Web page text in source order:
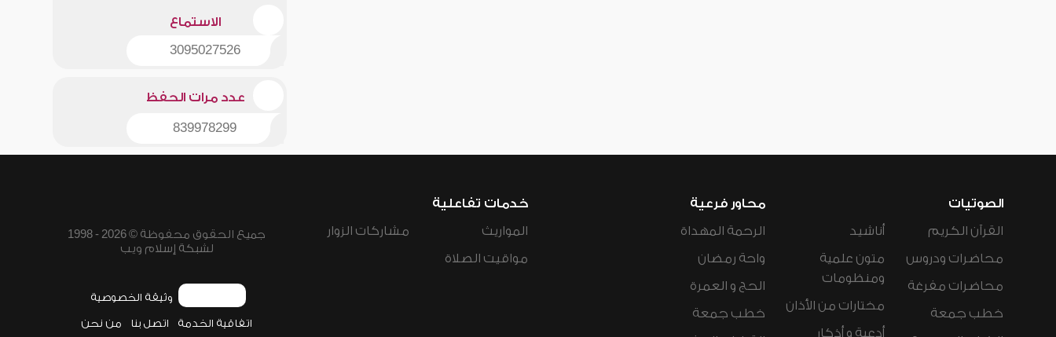
الاستماع
3095027526
عدد مرات الحفظ
839978299
الصوتيات
القرآن الكريم
محاضرات ودروس
محاضرات مفرغة
خطب جمعة
أناشيد
متون علمية
ومنظومات
مختارات من الأذان
أدعية و أذكار
محاور فرعية
الرحمة المهداة
واحة رمضان
الحج و العمرة
خطب جمعة
خدمات تفاعلية
المواريث
مواقيت الصلاة
مشاركات الزوار
جميع الحقوق محفوظة © 2026 - 1998
لشبكة إسلام ويب
وثيقة الخصوصية
اتفاقية الخدمة اتصل بنا من نحن